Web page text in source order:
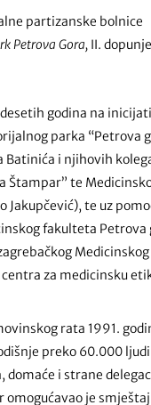
partizanske bolnice
Petrova Gora, II.
godina na
parka “Petrova
Batinića i njihovih
Štampar” te
Jakupčević), te uz
fakulteta Petrova
centra za medicinsku
rata 1991.
preko 60.000
domaće i strane
je